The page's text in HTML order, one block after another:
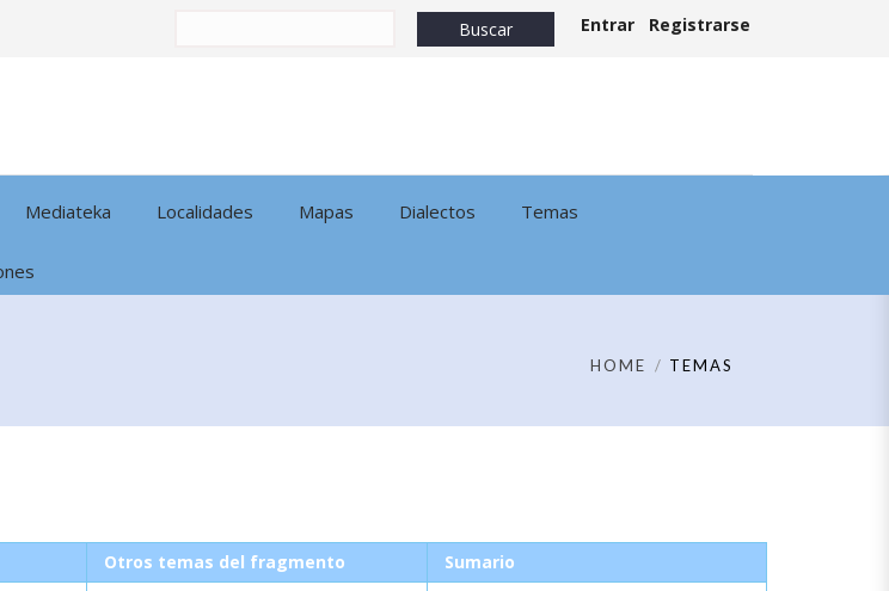
Entrar Registrarse
Mediateka Localidades Mapas Dialectos Temas
HOME TEMAS
Otros temas del fragmento Sumario